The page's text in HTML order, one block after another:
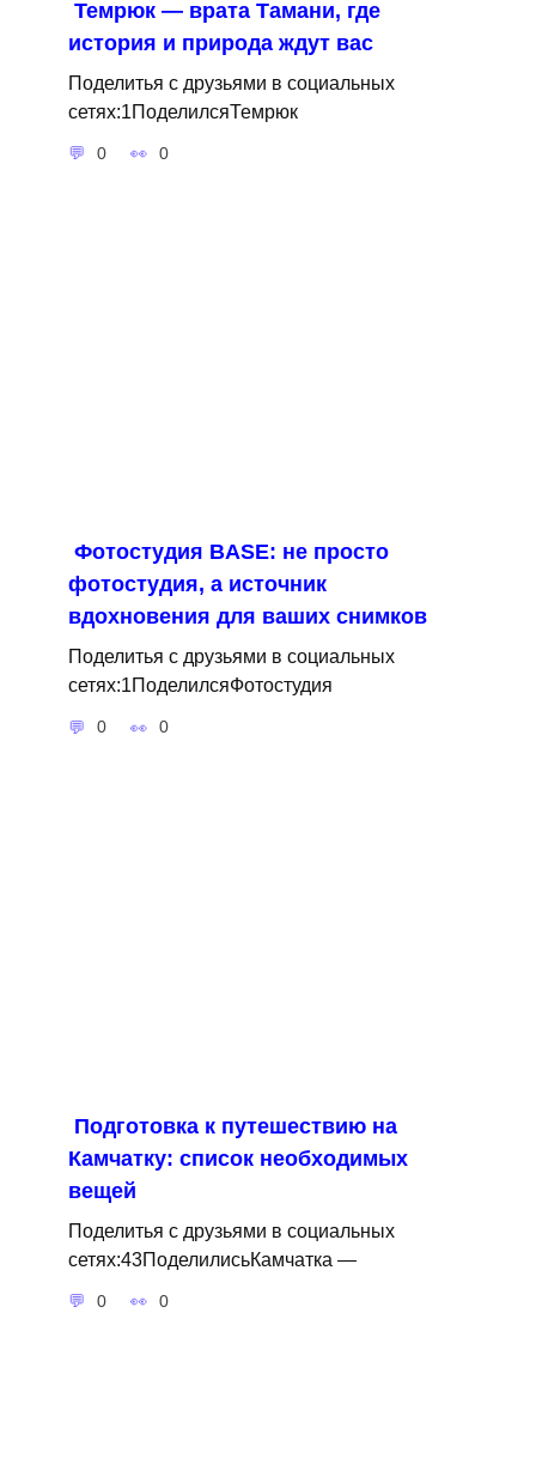
Темрюк — врата Тамани, где
история и природа ждут вас
Поделитья с друзьями в социальных
сетях:1ПоделилсяТемрюк
0 0
Фотостудия BASE: не просто
фотостудия, а источник
вдохновения для ваших снимков
Поделитья с друзьями в социальных
сетях:1ПоделилсяФотостудия
0 0
Подготовка к путешествию на
Камчатку: список необходимых
вещей
Поделитья с друзьями в социальных
сетях:43ПоделилисьКамчатка —
0 0